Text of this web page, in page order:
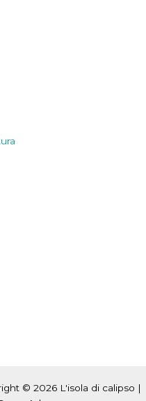
© 2026 L'isola di calipso |